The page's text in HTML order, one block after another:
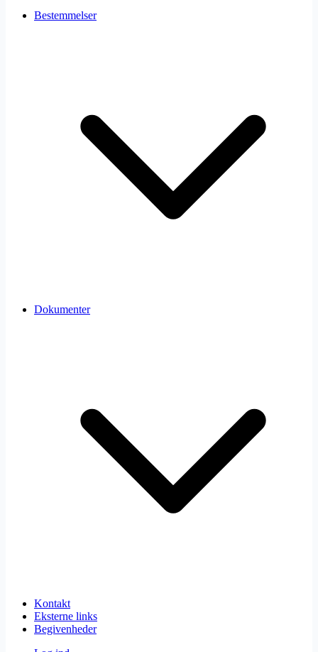
Bestemmelser
Dokumenter
Kontakt
Eksterne links
Begivenheder